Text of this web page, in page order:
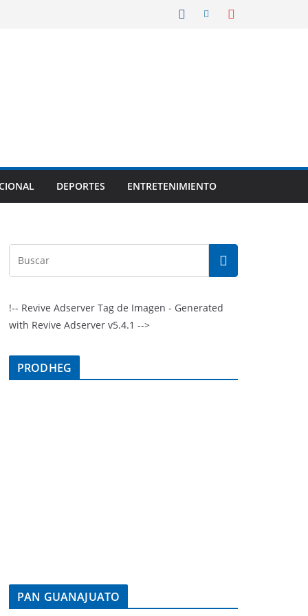
DEPORTES ENTRETENIMIENTO
!-- Revive Adserver Tag de Imagen - Generated
with Revive Adserver v5.4.1 -->
PRODHEG
PAN GUANAJUATO